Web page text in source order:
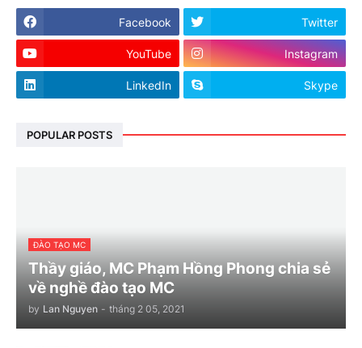
Facebook Twitter
YouTube Instagram
LinkedIn Skype
POPULAR POSTS
ĐÀO TẠO MC
Thầy giáo, MC Phạm Hồng Phong chia sẻ
về nghề đào tạo MC
by Lan Nguyen - tháng 2 05, 2021